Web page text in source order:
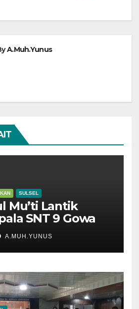
A.Muh.Yunus
SULSEL
Mu’ti Lantik
SNT 9 Gowa
A.MUH.YUNUS